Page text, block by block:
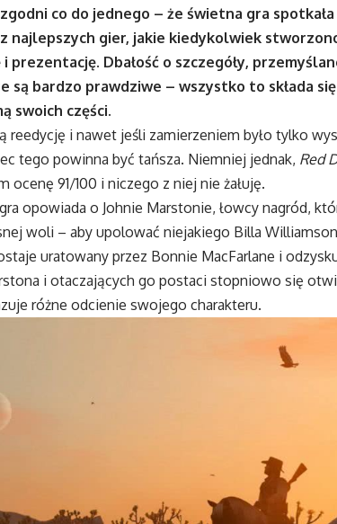
co do jednego – że świetna gra
najlepszych gier, jakie kiedykolwiek
Dbałość o szczegóły,
bardzo prawdziwe – wszystko to składa
swoich części.
reedycję i nawet jeśli zamierzeniem było tylko
tego powinna być tańsza. Niemniej jednak, Red
ocenę 91/100 i niczego z niej nie żałuję.
opowiada o Johnie Marstonie, łowcy nagród,
woli – aby upolować niejakiego Billa
uratowany przez Bonnie MacFarlane i
i otaczających go postaci stopniowo się
różne odcienie swojego charakteru.